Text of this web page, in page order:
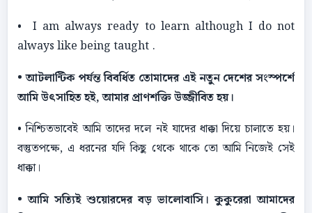
• I am always ready to learn although I do not
always like being taught .
• আটলান্টিক পর্যন্ত বিবর্ধিত তােমাদের এই নতুন দেশের সংস্পর্শে
আমি উৎসাহিত হই, আমার প্রাণশক্তি উজ্জীবিত হয়।
• নিশ্চিতভাবেই আমি তাদের দলে নই যাদের ধাক্কা দিয়ে চালাতে হয়।
বস্তুতপক্ষে, এ ধরনের যদি কিছু থেকে থাকে তাে আমি নিজেই সেই
ধাক্কা।
• আমি সত্যিই শুয়ােরদের বড় ভালােবাসি। কুকুরেরা আমাদের